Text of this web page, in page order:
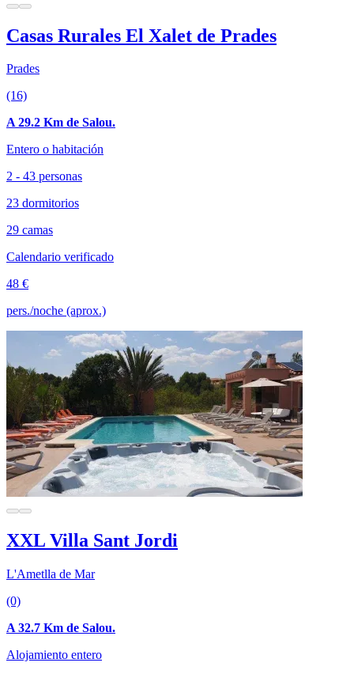
Casas Rurales El Xalet de Prades
Prades
(16)
A 29.2 Km de Salou.
Entero o habitación
2 - 43 personas
23 dormitorios
29 camas
Calendario verificado
48 €
pers./noche (aprox.)
XXL Villa Sant Jordi
L'Ametlla de Mar
(0)
A 32.7 Km de Salou.
Alojamiento entero